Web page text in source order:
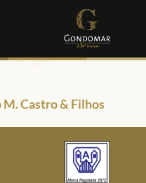
Castro & Filhos